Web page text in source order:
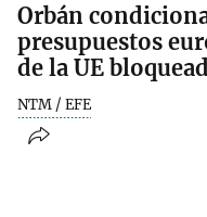
Orbán
presupuestos
de la UE
NTM / EFE